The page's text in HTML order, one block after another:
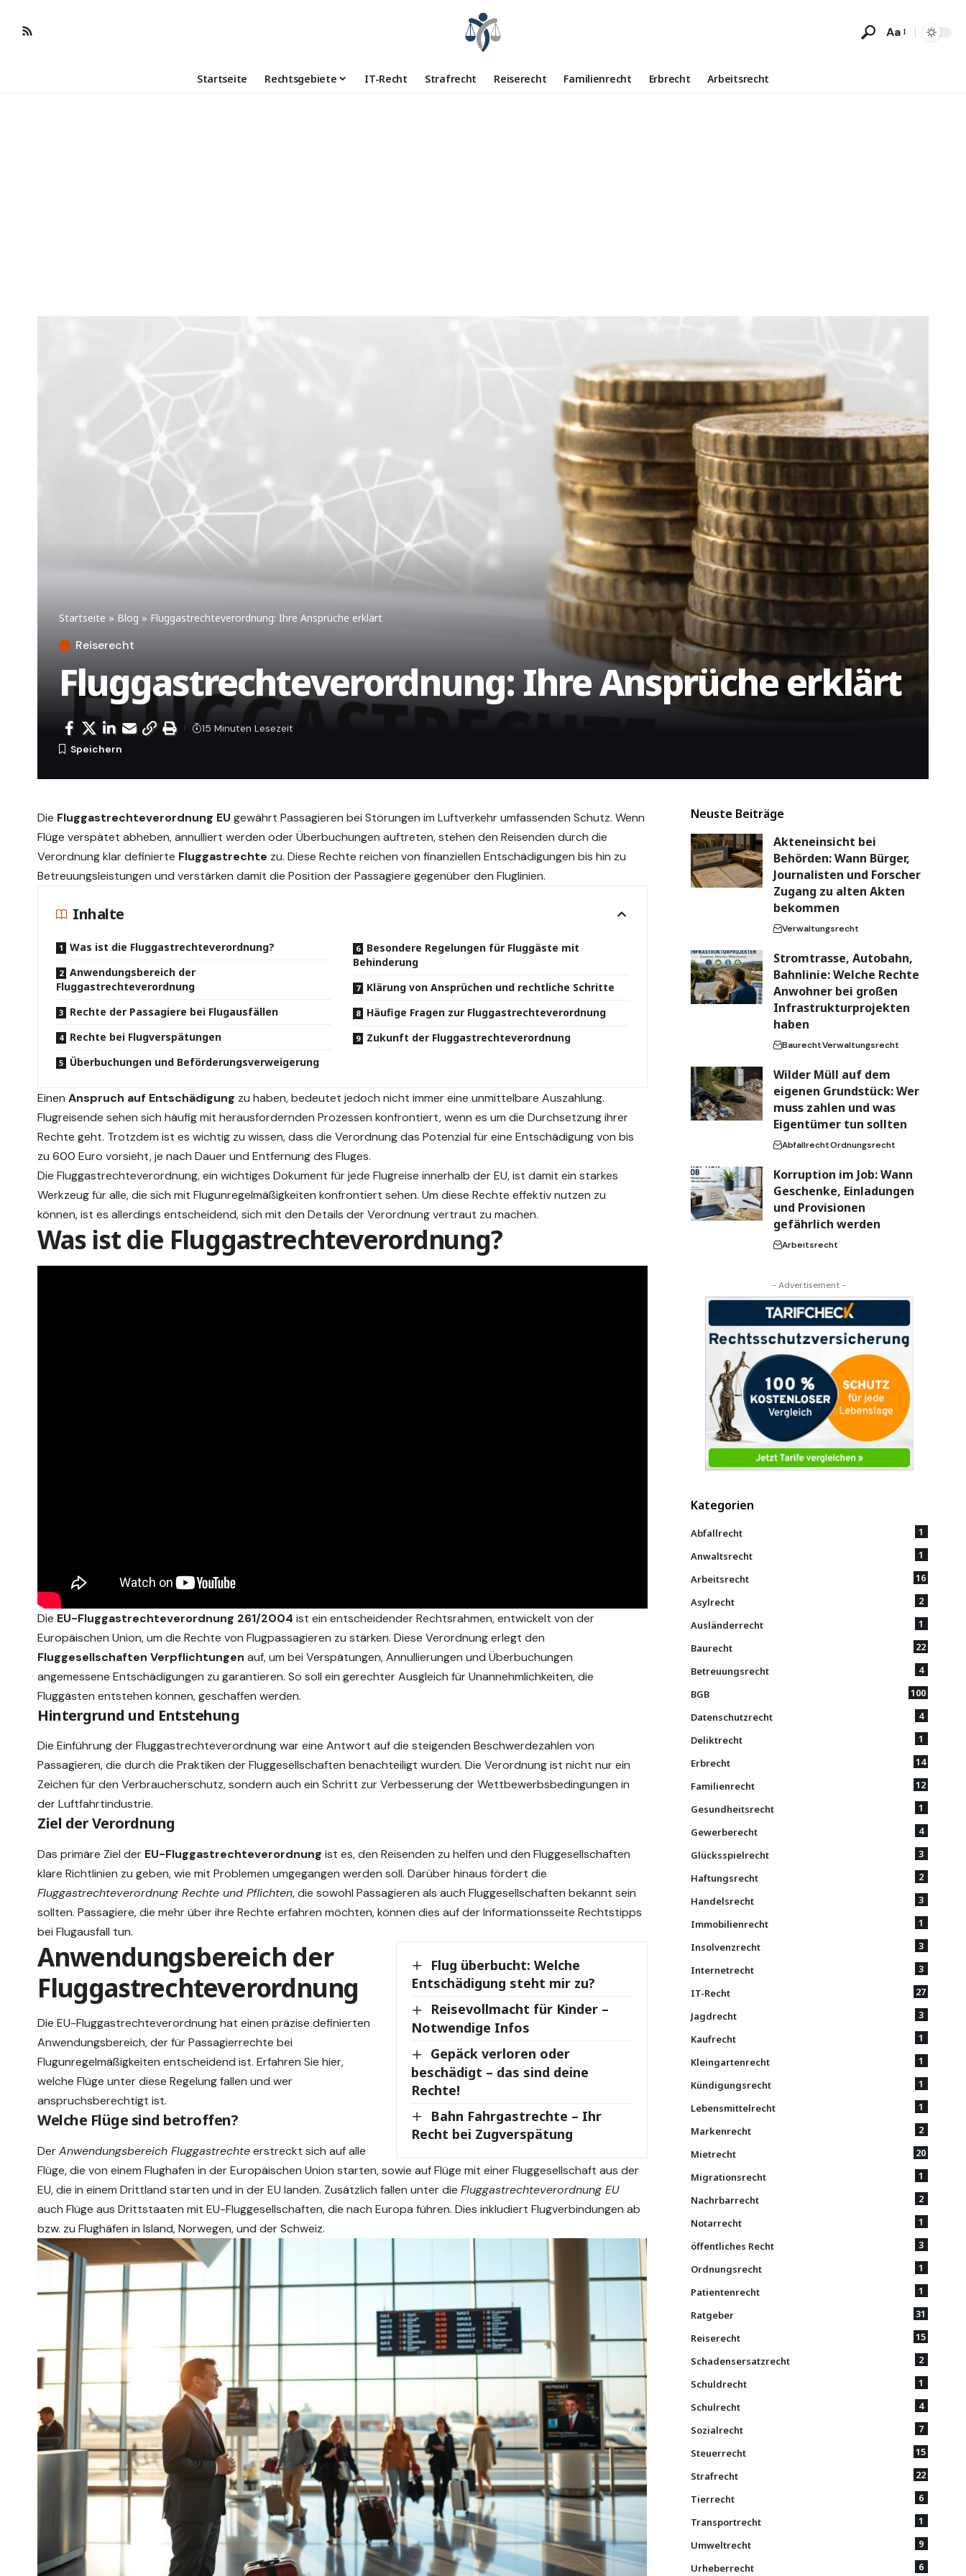
Aa
Startseite Rechtsgebiete IT-Recht Strafrecht Reiserecht Familienrecht Erbrecht Arbeitsrecht
Startseite » Blog » Fluggastrechteverordnung: Ihre Ansprüche erklärt
Reiserecht
Fluggastrechteverordnung: Ihre Ansprüche erklärt
15 Minuten Lesezeit
Die Fluggastrechteverordnung EU gewährt Passagieren bei Störungen im Luftverkehr umfassenden Schutz. Wenn
Flüge verspätet abheben, annulliert werden oder Überbuchungen auftreten, stehen den Reisenden durch die
Verordnung klar definierte Fluggastrechte zu. Diese Rechte reichen von finanziellen Entschädigungen bis hin zu
Betreuungsleistungen und verstärken damit die Position der Passagiere gegenüber den Fluglinien.
Inhalte
Was ist die Fluggastrechteverordnung?
Anwendungsbereich der
Fluggastrechteverordnung
Rechte der Passagiere bei Flugausfällen
Rechte bei Flugverspätungen
Überbuchungen und Beförderungsverweigerung
Besondere Regelungen für Fluggäste mit
Behinderung
Klärung von Ansprüchen und rechtliche Schritte
Häufige Fragen zur Fluggastrechteverordnung
Zukunft der Fluggastrechteverordnung
Einen Anspruch auf Entschädigung zu haben, bedeutet jedoch nicht immer eine unmittelbare Auszahlung.
Flugreisende sehen sich häufig mit herausfordernden Prozessen konfrontiert, wenn es um die Durchsetzung ihrer
Rechte geht. Trotzdem ist es wichtig zu wissen, dass die Verordnung das Potenzial für eine Entschädigung von bis
zu 600 Euro vorsieht, je nach Dauer und Entfernung des Fluges.
Die Fluggastrechteverordnung, ein wichtiges Dokument für jede Flugreise innerhalb der EU, ist damit ein starkes
Werkzeug für alle, die sich mit Flugunregelmäßigkeiten konfrontiert sehen. Um diese Rechte effektiv nutzen zu
können, ist es allerdings entscheidend, sich mit den Details der Verordnung vertraut zu machen.
Was ist die Fluggastrechteverordnung?
Die EU-Fluggastrechteverordnung 261/2004 ist ein entscheidender Rechtsrahmen, entwickelt von der
Europäischen Union, um die Rechte von Flugpassagieren zu stärken. Diese Verordnung erlegt den
Fluggesellschaften Verpflichtungen auf, um bei Verspätungen, Annullierungen und Überbuchungen
angemessene Entschädigungen zu garantieren. So soll ein gerechter Ausgleich für Unannehmlichkeiten, die
Fluggästen entstehen können, geschaffen werden.
Hintergrund und Entstehung
Die Einführung der Fluggastrechteverordnung war eine Antwort auf die steigenden Beschwerdezahlen von
Passagieren, die durch die Praktiken der Fluggesellschaften benachteiligt wurden. Die Verordnung ist nicht nur ein
Zeichen für den Verbraucherschutz, sondern auch ein Schritt zur Verbesserung der Wettbewerbsbedingungen in
der Luftfahrtindustrie.
Ziel der Verordnung
Das primäre Ziel der EU-Fluggastrechteverordnung ist es, den Reisenden zu helfen und den Fluggesellschaften
klare Richtlinien zu geben, wie mit Problemen umgegangen werden soll. Darüber hinaus fördert die
Fluggastrechteverordnung Rechte und Pflichten, die sowohl Passagieren als auch Fluggesellschaften bekannt sein
sollten. Passagiere, die mehr über ihre Rechte erfahren möchten, können dies auf der Informationsseite Rechtstipps
bei Flugausfall tun.
Flug überbucht: Welche
Entschädigung steht mir zu?
Reisevollmacht für Kinder –
Notwendige Infos
Gepäck verloren oder
beschädigt – das sind deine
Rechte!
Bahn Fahrgastrechte – Ihr
Recht bei Zugverspätung
Anwendungsbereich der
Fluggastrechteverordnung
Die EU-Fluggastrechteverordnung hat einen präzise definierten
Anwendungsbereich, der für Passagierrechte bei
Flugunregelmäßigkeiten entscheidend ist. Erfahren Sie hier,
welche Flüge unter diese Regelung fallen und wer
anspruchsberechtigt ist.
Welche Flüge sind betroffen?
DerAnwendungsbereich Fluggastrechteerstreckt sich auf alle
Flüge, die von einem Flughafen in der Europäischen Union starten, sowie auf Flüge mit einer Fluggesellschaft aus der
EU, die in einem Drittland starten und in der EU landen. Zusätzlich fallen unter die Fluggastrechteverordnung EU
auch Flüge aus Drittstaaten mit EU-Fluggesellschaften, die nach Europa führen. Dies inkludiert Flugverbindungen ab
bzw. zu Flughäfen in Island, Norwegen, und der Schweiz.
Neuste Beiträge
Akteneinsicht bei
Behörden: Wann Bürger,
Journalisten und Forscher
Zugang zu alten Akten
bekommen
Verwaltungsrecht
Stromtrasse, Autobahn,
Bahnlinie: Welche Rechte
Anwohner bei großen
Infrastrukturprojekten
haben
BaurechtVerwaltungsrecht
Wilder Müll auf dem
eigenen Grundstück: Wer
muss zahlen und was
Eigentümer tun sollten
AbfallrechtOrdnungsrecht
Korruption im Job: Wann
Geschenke, Einladungen
und Provisionen
gefährlich werden
Arbeitsrecht
- Advertisement -
Kategorien
Abfallrecht
1
Anwaltsrecht
1
Arbeitsrecht
16
Asylrecht
2
Ausländerrecht
1
Baurecht
22
Betreuungsrecht
4
BGB
100
Datenschutzrecht
4
Deliktrecht
1
Erbrecht
14
Familienrecht
12
Gesundheitsrecht
1
Gewerberecht
4
Glücksspielrecht
3
Haftungsrecht
2
Handelsrecht
3
Immobilienrecht
1
Insolvenzrecht
3
Internetrecht
3
IT-Recht
27
Jagdrecht
3
Kaufrecht
1
Kleingartenrecht
1
Kündigungsrecht
1
Lebensmittelrecht
1
Markenrecht
2
Mietrecht
20
Migrationsrecht
1
Nachrbarrecht
2
Notarrecht
1
öffentliches Recht
3
Ordnungsrecht
1
Patientenrecht
1
Ratgeber
31
Reiserecht
15
Schadensersatzrecht
2
Schuldrecht
1
Schulrecht
4
Sozialrecht
7
Steuerrecht
15
Strafrecht
22
Tierrecht
6
Transportrecht
1
Umweltrecht
9
Urheberrecht
6